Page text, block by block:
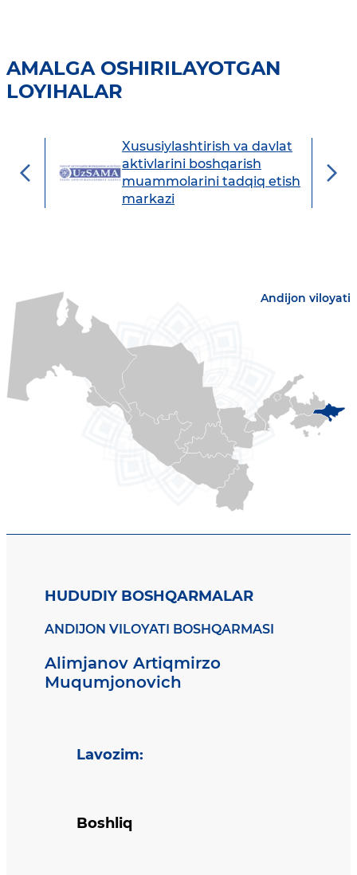
AMALGA OSHIRILAYOTGAN
LOYIHALAR
Xususiylashtirish va davlat
aktivlarini boshqarish
muammolarini tadqiq etish
markazi
Andijon viloyati
HUDUDIY BOSHQARMALAR
ANDIJON VILOYATI BOSHQARMASI
Alimjanov Artiqmirzo
Muqumjonovich
Lavozim:
Boshliq